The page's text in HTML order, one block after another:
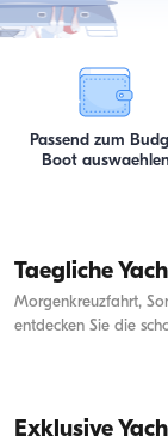
Passend zum
Boot auswaehlen
Taegliche
Morgenkreuzfahrt,
entdecken Sie die
Morgentour
Exklusive